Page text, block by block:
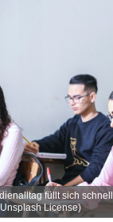
füllt sich
Unsplash License)